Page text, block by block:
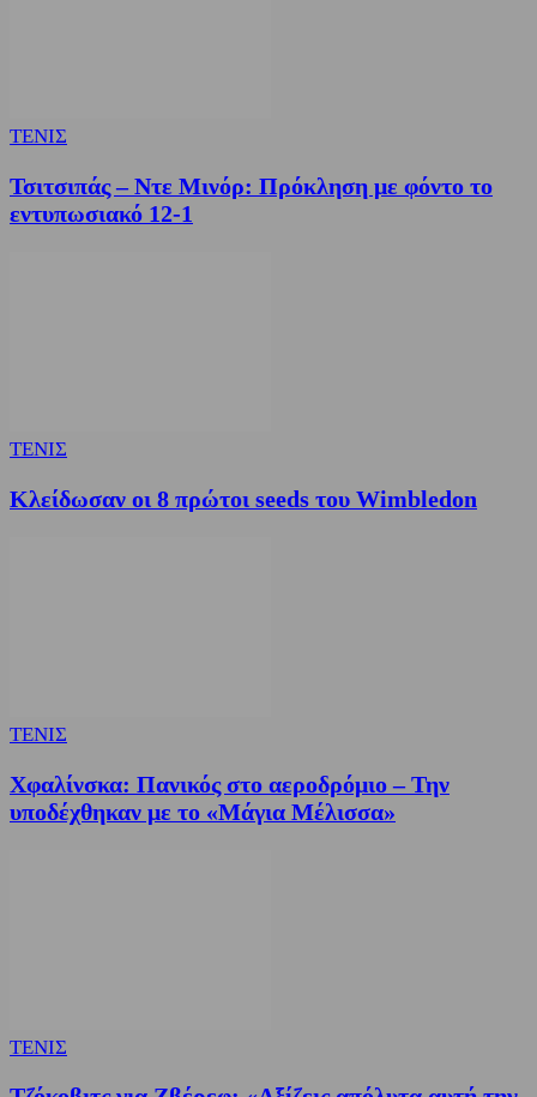
ΤΕΝΙΣ
Τσιτσιπάς – Ντε Μινόρ: Πρόκληση με φόντο το
εντυπωσιακό 12-1
ΤΕΝΙΣ
Κλείδωσαν οι 8 πρώτοι seeds του Wimbledon
ΤΕΝΙΣ
Χφαλίνσκα: Πανικός στο αεροδρόμιο – Την
υποδέχθηκαν με το «Μάγια Μέλισσα»
ΤΕΝΙΣ